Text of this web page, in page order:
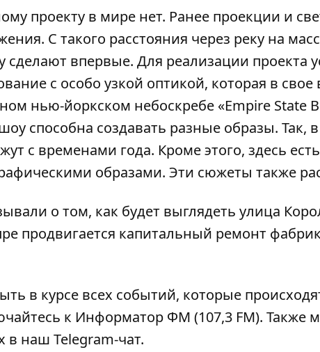
проекту в мире нет. Ранее проекции и
С такого расстояния через реку на
впервые. Для реализации проекта
с особо узкой оптикой, которая в
нью-йоркском небоскребе «Empire State
способна создавать разные образы. Так,
с временами года. Кроме этого, здесь
образами. Эти сюжеты также
о том, как будет выглядеть улица
продвигается капитальный ремонт
в курсе всех событий, которые
к Информатор ФМ (107,3 FM). Также
в наш Telegram-чат.